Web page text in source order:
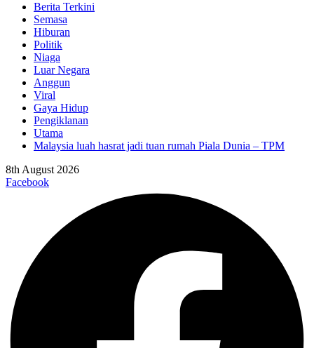
Berita Terkini
Semasa
Hiburan
Politik
Niaga
Luar Negara
Anggun
Viral
Gaya Hidup
Pengiklanan
Utama
Malaysia luah hasrat jadi tuan rumah Piala Dunia – TPM
8th August 2026
Facebook